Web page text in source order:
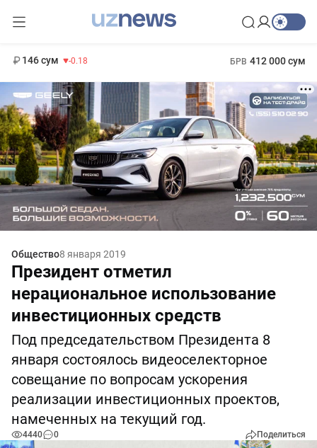
146 сум -0.18 БРВ 412 000 сум
Общество8 января 2019
Президент отметил
нерациональное использование
инвестиционных средств
Под председательством Президента 8
января состоялось видеоселекторное
совещание по вопросам ускорения
реализации инвестиционных проектов,
намеченных на текущий год.
4440 0 Поделиться